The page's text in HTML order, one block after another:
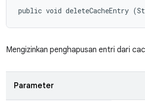
public void deleteCacheEntry
Mengizinkan penghapusan entri dari
Parameter